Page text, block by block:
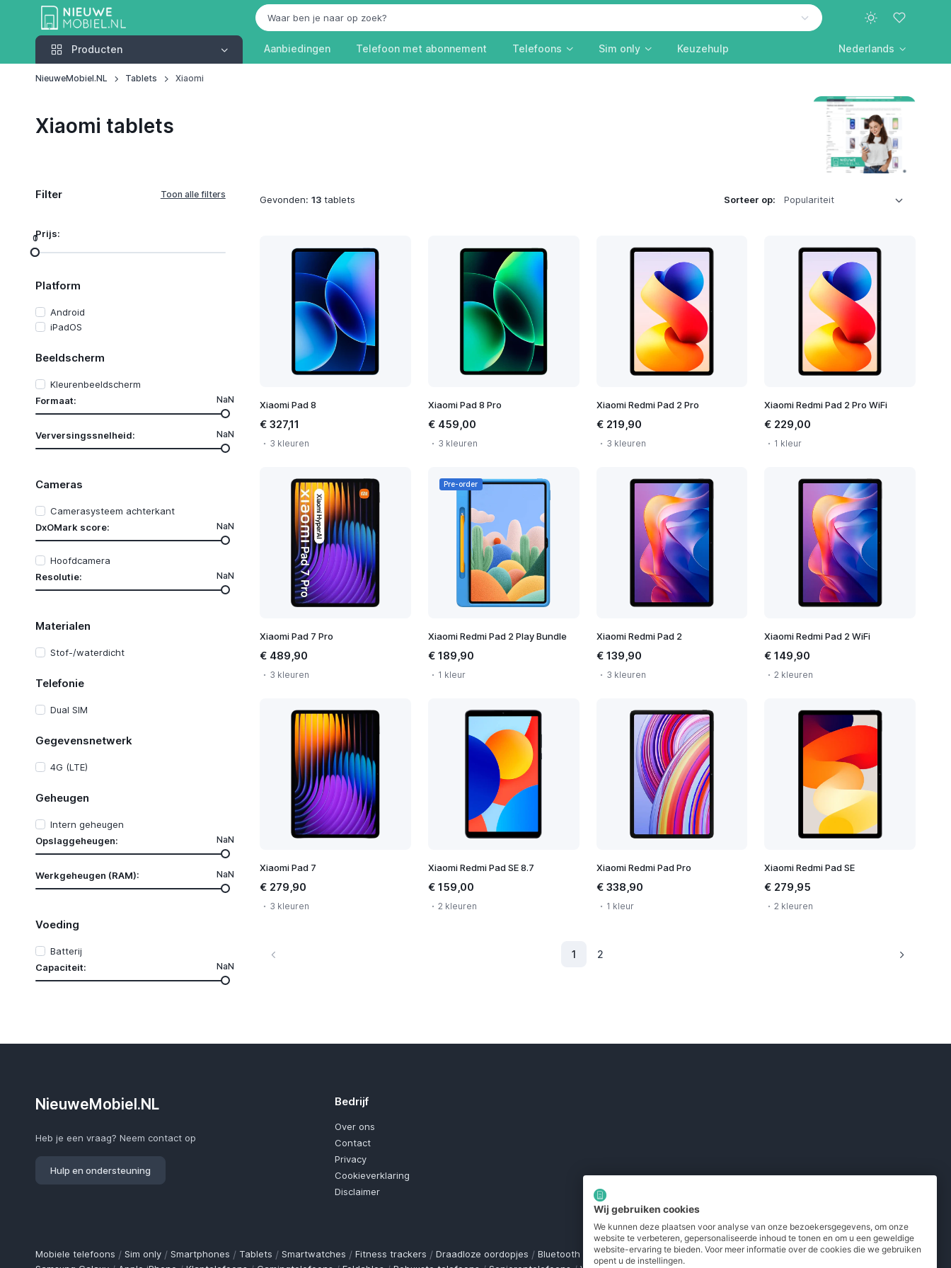
Producten
Producten Aanbiedingen Telefoon met abonnement Telefoons Sim only Keuzehulp Nederlands
NieuweMobiel.NL Tablets Xiaomi
Xiaomi tablets
Filter
Prijs:
0
1
Platform
Android
iPadOS
Beeldscherm
Kleurenbeeldscherm
Formaat:
NaN
Verversingssnelheid: NaN
Cameras
Camerasysteem achterkant
DxOMark score:
NaN
Hoofdcamera
Resolutie:
NaN
Materialen
Stof-/waterdicht
Telefonie
Dual SIM
Gegevensnetwerk
4G (LTE)
Geheugen
Intern geheugen
Opslaggeheugen:
NaN
Werkgeheugen (RAM): NaN
Voeding
Batterij
Capaciteit:
NaN
Gevonden: 13tablets Sorteer op:
Xiaomi Pad 8
€ 327,11
3 kleuren
Xiaomi Pad 8 Pro
€ 459,00
3 kleuren
Xiaomi Redmi Pad 2 Pro
€ 219,90
3 kleuren
Xiaomi Redmi Pad 2 Pro WiFi
€ 229,00
1 kleur
Xiaomi Pad 7 Pro
€ 489,90
3 kleuren
Pre-order
Xiaomi Redmi Pad 2 Play Bundle
€ 189,90
1 kleur
Xiaomi Redmi Pad 2
€ 139,90
3 kleuren
Xiaomi Redmi Pad 2 WiFi
€ 149,90
2 kleuren
Xiaomi Pad 7
€ 279,90
3 kleuren
Xiaomi Redmi Pad SE 8.7
€ 159,00
2 kleuren
Xiaomi Redmi Pad Pro
€ 338,90
1 kleur
Xiaomi Redmi Pad SE
€ 279,95
2 kleuren
1
2
NieuweMobiel.NL
Heb je een vraag? Neem contact op
Hulp en ondersteuning
Bedrijf
Over ons
Contact
Privacy
Cookieverklaring
Disclaimer
Mobiele telefoons / Sim only / Smartphones / Tablets / Smartwatches / Fitness trackers / Draadloze oordopjes / Bluetooth trackers / Opladers / Powerbanks / MiFi routers
Wij gebruiken cookies
We kunnen deze plaatsen voor analyse van onze bezoekersgegevens, om onze
website te verbeteren, gepersonaliseerde inhoud te tonen en om u een geweldige
website-ervaring te bieden. Voor meer informatie over de cookies die we gebruiken
opent u de instellingen.